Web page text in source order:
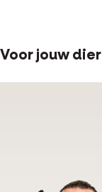
Voor jouw dier